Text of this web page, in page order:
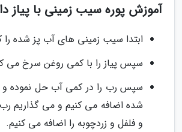
آموزش پوره سیب زمینی با پیاز
ابتدا سیب زمینی های آب پز شده را
سپس پیاز را با کمی روغن سرخ می
سپس رب را در کمی آب حل نموده و
شده اضافه می کنیم و می گذاریم
و فلفل و زردچوبه را اضافه می کنیم.